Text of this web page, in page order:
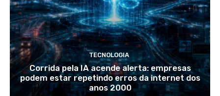
TECNOLOGIA
Corrida pela IA acende alerta: empresas
podem estar repetindo erros da internet dos
anos 2000